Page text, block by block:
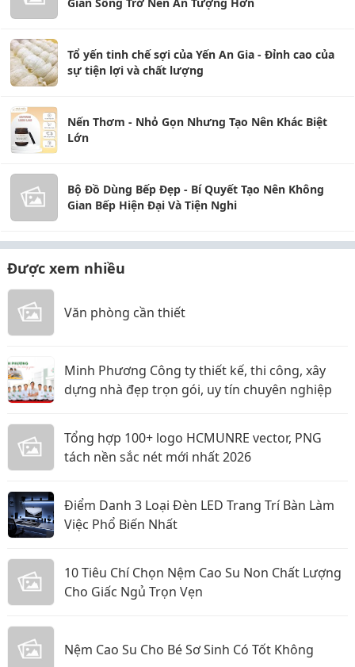
Tổ yến tinh chế sợi của Yến An Gia - Đỉnh cao của
sự tiện lợi và chất lượng
Nến Thơm - Nhỏ Gọn Nhưng Tạo Nên Khác Biệt
Lớn
Bộ Đồ Dùng Bếp Đẹp - Bí Quyết Tạo Nên Không
Gian Bếp Hiện Đại Và Tiện Nghi
Được xem nhiều
Văn phòng cần thiết
Minh Phương Công ty thiết kế, thi công, xây
dựng nhà đẹp trọn gói, uy tín chuyên nghiệp
Tổng hợp 100+ logo HCMUNRE vector, PNG
tách nền sắc nét mới nhất 2026
Điểm Danh 3 Loại Đèn LED Trang Trí Bàn Làm
Việc Phổ Biến Nhất
10 Tiêu Chí Chọn Nệm Cao Su Non Chất Lượng
Cho Giấc Ngủ Trọn Vẹn
Nệm Cao Su Cho Bé Sơ Sinh Có Tốt Không